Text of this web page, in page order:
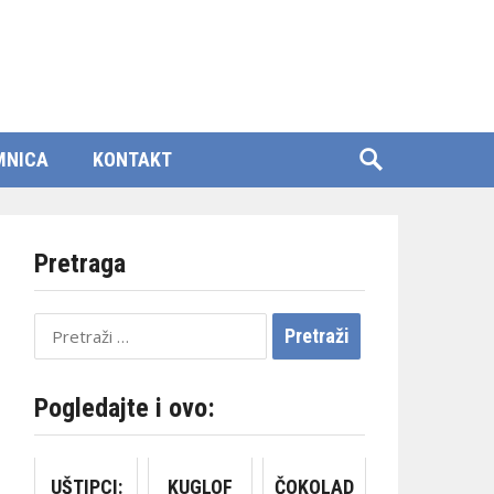
KONTAKT
Pretraga
Pretraži:
Pogledajte i ovo:
UŠTIPCI:
KUGLOF
ČOKOLAD